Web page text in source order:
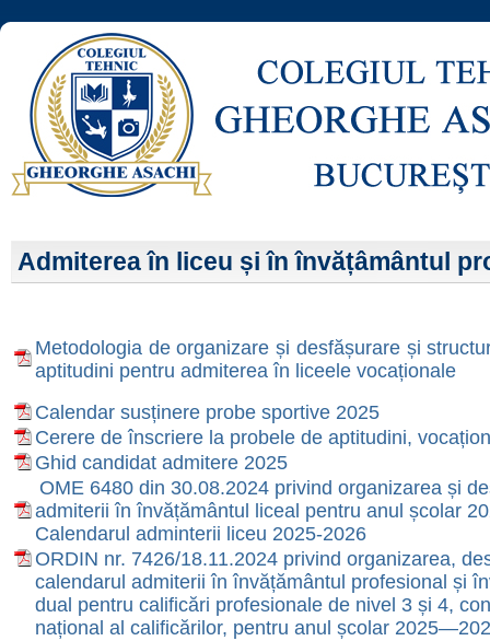
Admiterea în liceu și în învățâmântul
Metodologia de organizare și desfășurare și
aptitudini pentru admiterea în liceele vocaționale
Calendar susținere probe sportive 2025
Cerere de înscriere la probele de aptitudini,
Ghid candidat admitere 2025
OME 6480 din 30.08.2024 privind organizarea și
admiterii în învățământul liceal pentru anul școlar
Calendarul adminterii liceu 2025-2026
ORDIN nr. 7426/18.11.2024 privind organizarea,
calendarul admiterii în învățământul profesional și
dual pentru calificări profesionale de nivel 3 și 4,
național al calificărilor, pentru anul școlar